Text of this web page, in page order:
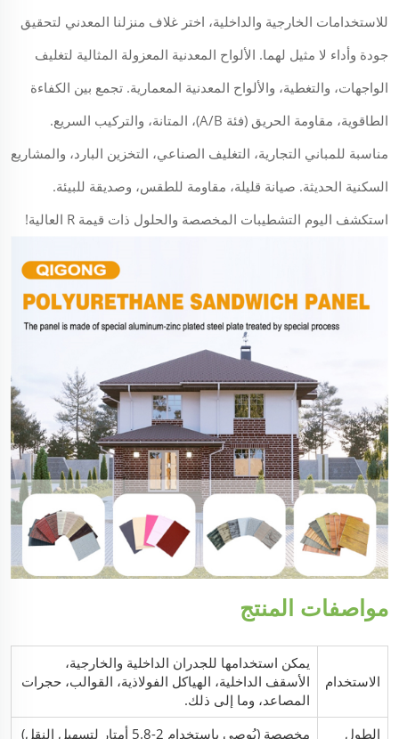
للاستخدامات الخارجية والداخلية، اختر غلاف منزلنا المعدني لتحقيق
جودة وأداء لا مثيل لهما. الألواح المعدنية المعزولة المثالية لتغليف
الواجهات، والتغطية، والألواح المعدنية المعمارية. تجمع بين الكفاءة
الطاقوية، مقاومة الحريق (فئة A/B)، المتانة، والتركيب السريع.
مناسبة للمباني التجارية، التغليف الصناعي، التخزين البارد، والمشاريع
السكنية الحديثة. صيانة قليلة، مقاومة للطقس، وصديقة للبيئة.
استكشف اليوم التشطيبات المخصصة والحلول ذات قيمة R العالية!
مواصفات المنتج
الاستخدام
يمكن استخدامها للجدران الداخلية والخارجية،
الأسقف الداخلية، الهياكل الفولاذية، القوالب، حجرات
المصاعد، وما إلى ذلك.
الطول
مخصصة (يُوصى باستخدام 2-5.8 أمتار لتسهيل النقل)